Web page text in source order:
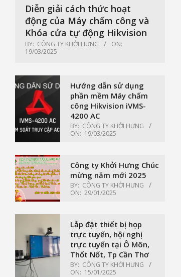
Diễn giải cách thức hoạt
động của Máy chấm công và
Khóa cửa tự động Hikvision
BY: CÔNG TY KHỞI HƯNG
ON:
19/03/2025
Hướng dẫn sử dụng
phần mềm Máy chấm
công Hikvision iVMS-
4200 AC
BY: CÔNG TY KHỞI HƯNG
ON: 19/03/2025
Công ty Khởi Hưng Chúc
mừng năm mới 2025
BY: CÔNG TY KHỞI HƯNG
ON: 29/01/2025
Lắp đặt thiết bị họp
trực tuyến, hội nghị
trực tuyến tại Ô Môn,
Thốt Nốt, Tp Cần Thơ
BY: CÔNG TY KHỞI HƯNG
ON: 15/01/2025